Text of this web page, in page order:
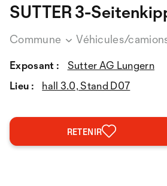
SUTTER 3-
Commune Véhicules/
Exposant :
Sutter AG Lungern
Lieu :
hall 3.0, Stand D07
RETENIR